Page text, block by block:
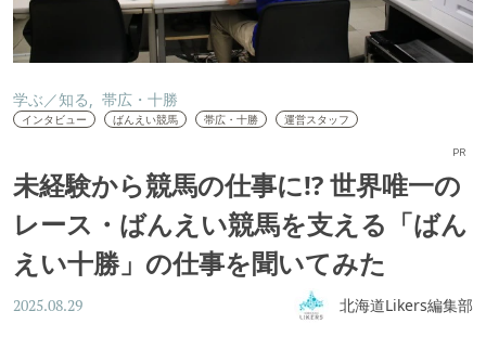
学ぶ／知る 帯広・十勝
インタビュー ばんえい競馬 帯広・十勝 運営スタッフ
PR
未経験から競馬の仕事に!? 世界唯一の
レース・ばんえい競馬を支える「ばん
えい十勝」の仕事を聞いてみた
2025.08.29 北海道Likers編集部